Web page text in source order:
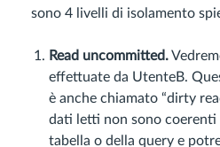
sono 4 livelli di isolamento
Read uncommitted.
effettuate da UtenteB.
è anche chiamato “dirty
dati letti non sono
tabella o della query e